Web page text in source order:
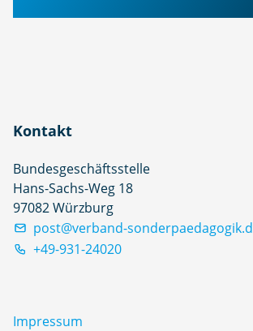
Kontakt
Bundesgeschäftsstelle
Hans-Sachs-Weg 18
97082 Würzburg
post@verband-
+49-931-24020
Impressum